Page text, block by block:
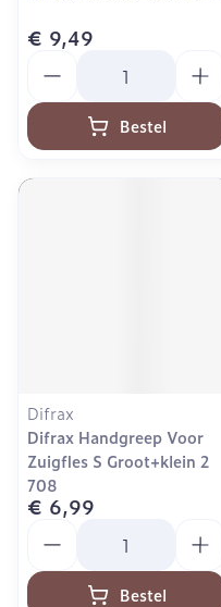
€ 9,49
Bestel
Difrax
Difrax Handgreep Voor
Zuigfles S Groot+klein 2
708
€ 6,99
Bestel